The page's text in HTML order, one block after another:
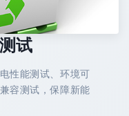
试
性能测试、环境可
容测试，保障新能